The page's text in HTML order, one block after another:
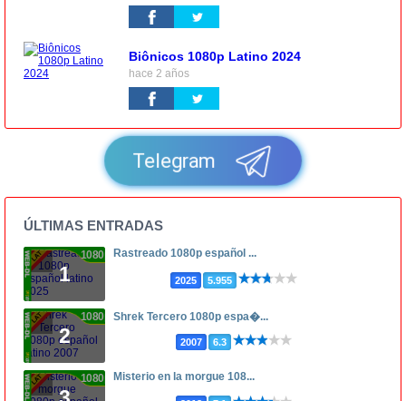
Biônicos 1080p Latino 2024
hace 2 años
Telegram
ÚLTIMAS ENTRADAS
1
1080p Rastreado 1080p español ...
2025 5.955
2
1080p Shrek Tercero 1080p espa�...
2007 6.3
1080p Misterio en la morgue 108...